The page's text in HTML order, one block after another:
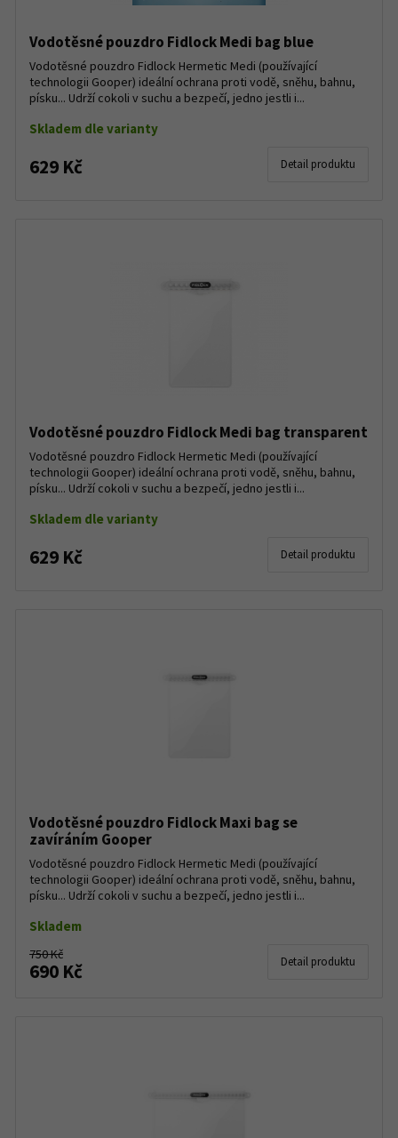
Vodotěsné pouzdro Fidlock Medi bag blue
Vodotěsné pouzdro Fidlock Hermetic Medi (používající
technologii Gooper) ideální ochrana proti vodě, sněhu, bahnu,
písku... Udrží cokoli v suchu a bezpečí, jedno jestli i...
Skladem dle varianty
629 Kč Detail produktu
Vodotěsné pouzdro Fidlock Medi bag transparent
Vodotěsné pouzdro Fidlock Hermetic Medi (používající
technologii Gooper) ideální ochrana proti vodě, sněhu, bahnu,
písku... Udrží cokoli v suchu a bezpečí, jedno jestli i...
Skladem dle varianty
629 Kč Detail produktu
Vodotěsné pouzdro Fidlock Maxi bag se
zavíráním Gooper
Vodotěsné pouzdro Fidlock Hermetic Medi (používající
technologii Gooper) ideální ochrana proti vodě, sněhu, bahnu,
písku... Udrží cokoli v suchu a bezpečí, jedno jestli i...
Skladem
750 Kč
690 Kč Detail produktu